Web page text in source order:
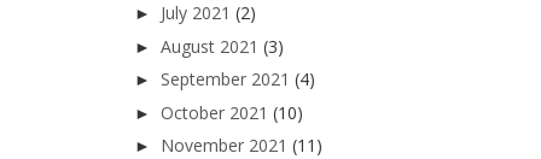
► July 2021 (2)
► August 2021 (3)
► September 2021 (4)
► October 2021 (10)
► November 2021 (11)